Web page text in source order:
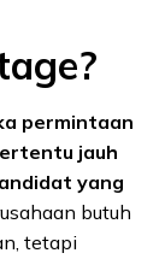
permintaan
jauh
yang
butuh
tetapi